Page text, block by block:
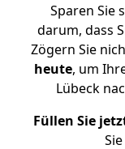
Sparen Sie
darum, dass
Zögern Sie
heute, um
Lübeck
Füllen Sie